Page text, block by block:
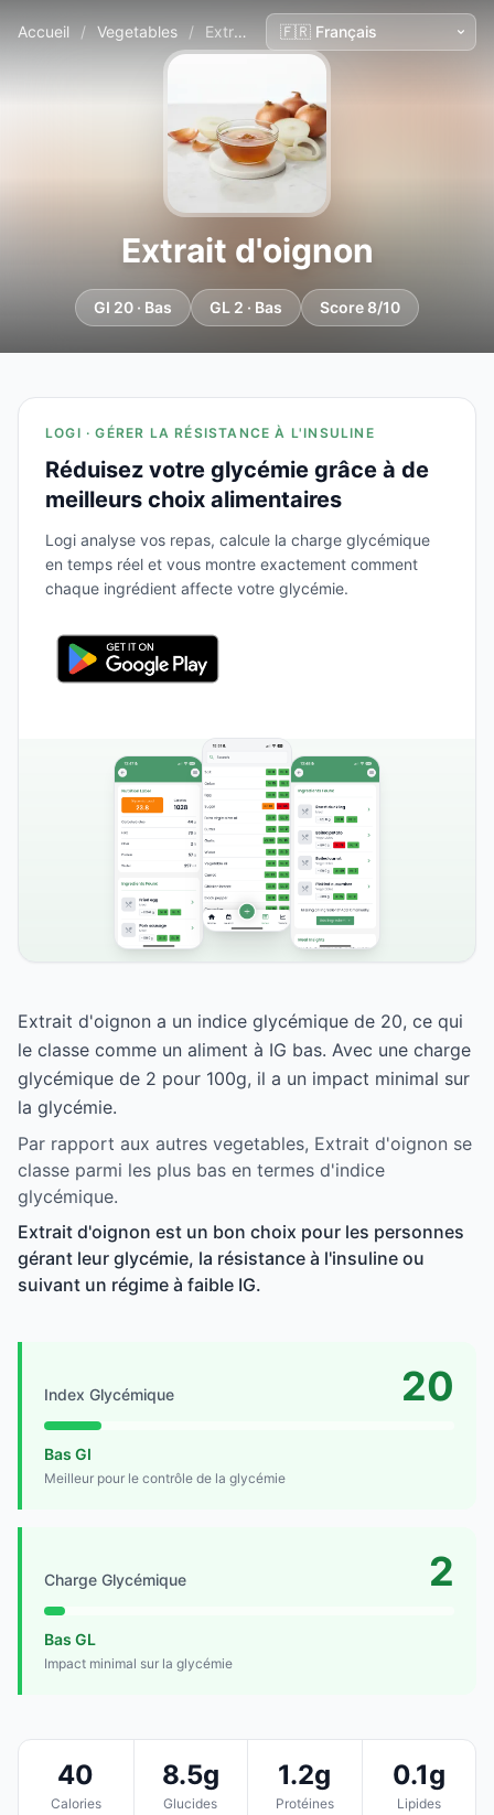
Accueil / Vegetables / Extrait d'oignon
Extrait d'oignon
GI 20 · Bas GL 2 · Bas Score 8/10
LOGI · GÉRER LA RÉSISTANCE À L'INSULINE
Réduisez votre glycémie grâce à de
meilleurs choix alimentaires
Logi analyse vos repas, calcule la charge glycémique
en temps réel et vous montre exactement comment
chaque ingrédient affecte votre glycémie.
Extrait d'oignon a un indice glycémique de 20, ce qui
le classe comme un aliment à IG bas. Avec une charge
glycémique de 2 pour 100g, il a un impact minimal sur
la glycémie.
Par rapport aux autres vegetables, Extrait d'oignon se
classe parmi les plus bas en termes d'indice
glycémique.
Extrait d'oignon est un bon choix pour les personnes
gérant leur glycémie, la résistance à l'insuline ou
suivant un régime à faible IG.
Index Glycémique 20
Bas GI
Meilleur pour le contrôle de la glycémie
Charge Glycémique 2
Bas GL
Impact minimal sur la glycémie
40
Calories
8.5g
Glucides
1.2g
Protéines
0.1g
Lipides